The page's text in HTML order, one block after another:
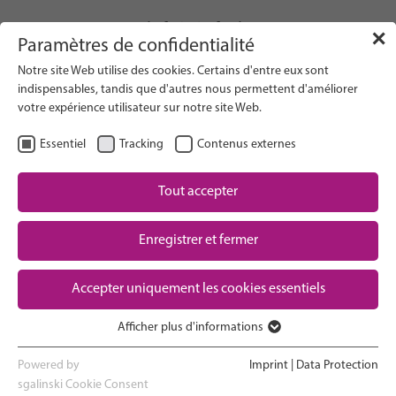
Downloads
Search on Website
Research
Advocacy & Policy
Maternal & Newborn Health
Network
✕
Paramètres de confidentialité
Notre site Web utilise des cookies. Certains d'entre eux sont
indispensables, tandis que d'autres nous permettent d'améliorer
votre expérience utilisateur sur notre site Web.
Essentiel Tracking Contenus externes
Tout accepter
Enregistrer et fermer
Accepter uniquement les cookies essentiels
Les cookies essentiels sont nécessaires au bon fonctionnement
du site web. Ils garantissent le bon fonctionnement du site web.
Afficher plus d'informations
Powered by
sgalinski Cookie Consent
Imprint Data Protection